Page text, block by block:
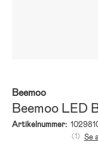
Beemoo
Beemoo LED
Artikelnummer:
(1) Se